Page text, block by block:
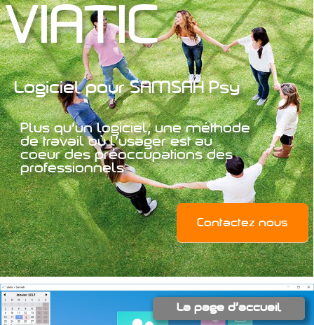
VIATIC
Logiciel pour SAMSAH Psy
Plus qu'un logiciel, une méthode
de travail où l'usager est au
coeur des préoccupations des
professionnels
Contactez nous